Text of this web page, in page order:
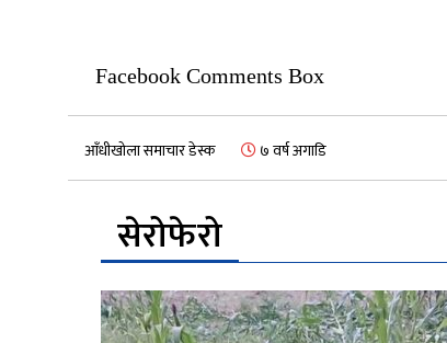
Facebook Comments Box
आँधीखोला समाचार डेस्क ७ वर्ष अगाडि
सेरोफेरो